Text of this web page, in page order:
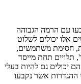
עם הרמה הגבוהה
אלו יכולים לשלוט
חסימת משתמשים,
תלויים תחת מייסד
יכולים גם להיות בעלי
ההגדרות אשר נקבעו